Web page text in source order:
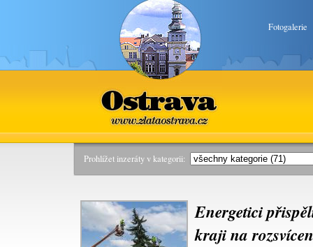
Fotogalerie
Ostrava
www.zlataostrava.cz
Prohlížet inzeráty v kategorii:
Energetici
kraji na